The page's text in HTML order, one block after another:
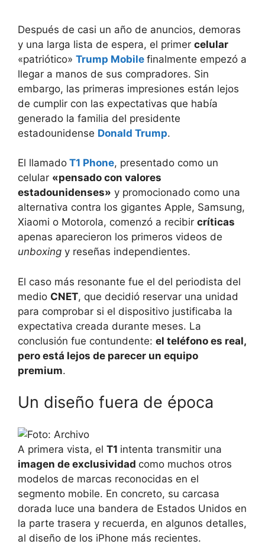
Después de casi un año de anuncios, demoras
y una larga lista de espera, el primer celular
«patriótico» Trump Mobile finalmente empezó a
llegar a manos de sus compradores. Sin
embargo, las primeras impresiones están lejos
de cumplir con las expectativas que había
generado la familia del presidente
estadounidense Donald Trump.
El llamado T1 Phone, presentado como un
celular «pensado con valores
estadounidenses» y promocionado como una
alternativa contra los gigantes Apple, Samsung,
Xiaomi o Motorola, comenzó a recibir críticas
apenas aparecieron los primeros videos de
unboxing y reseñas independientes.
El caso más resonante fue el del periodista del
medio CNET, que decidió reservar una unidad
para comprobar si el dispositivo justificaba la
expectativa creada durante meses. La
conclusión fue contundente: el teléfono es real,
pero está lejos de parecer un equipo
premium.
Un diseño fuera de época
A primera vista, el T1 intenta transmitir una
imagen de exclusividad como muchos otros
modelos de marcas reconocidas en el
segmento mobile. En concreto, su carcasa
dorada luce una bandera de Estados Unidos en
la parte trasera y recuerda, en algunos detalles,
al diseño de los iPhone más recientes.